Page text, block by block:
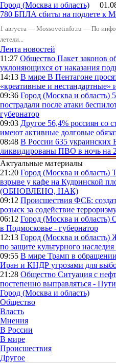
Город (Москва и область)
780 БПЛА сбиты на подлете к
1 августа — Mossovetinfo.ru — По
летели...
Лента новостей
11:27 Общество Пакет законов
уклоняющихся от наказания
14:13 В мире В Пентагоне
«креативные и нестандартные»
09:36 Город (Москва и область)
пострадали после атаки
губернатор
09:03 Другое 56,4% россиян со
имеют активные долговые
08:48 В России 635 украинских
ликвидированы ПВО в ночь на
Актуальные материалы
21:20 Город (Москва и область)
взрыве у кафе на Кудринской
(ОБНОВЛЕНО, НАК)
09:12 Происшествия ФСБ:
розыск за содействие
06:12 Город (Москва и область)
в Подмосковье - губернатор
12:13 Город (Москва и область)
по защите культурного
09:55 В мире Трамп в
Иран и КНДР угрозами для
21:28 Общество Ситуация с
постепенно выправляться -
Город (Москва и область)
Общество
Власть
Мнения
В России
В мире
Происшествия
Другое